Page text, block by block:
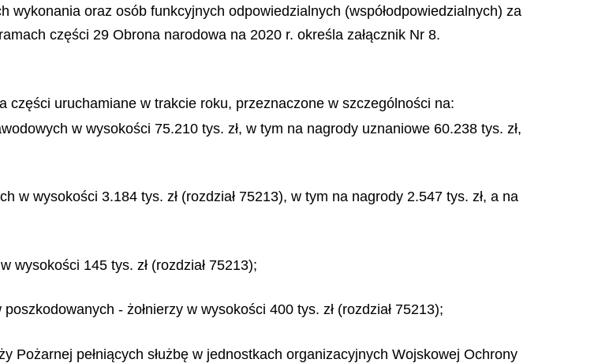
wykonania oraz osób funkcyjnych odpowiedzialnych (współodpowiedzialnych) za
części 29 Obrona narodowa na 2020 r. określa załącznik Nr 8.
uruchamiane w trakcie roku, przeznaczone w szczególności na:
w wysokości 75.210 tys. zł, w tym na nagrody uznaniowe 60.238 tys. zł,
w wysokości 3.184 tys. zł (rozdział 75213), w tym na nagrody 2.547 tys. zł, a na
wysokości 145 tys. zł (rozdział 75213);
- żołnierzy w wysokości 400 tys. zł (rozdział 75213);
Pożarnej pełniących służbę w jednostkach organizacyjnych Wojskowej Ochrony